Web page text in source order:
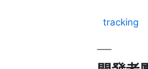
tracking